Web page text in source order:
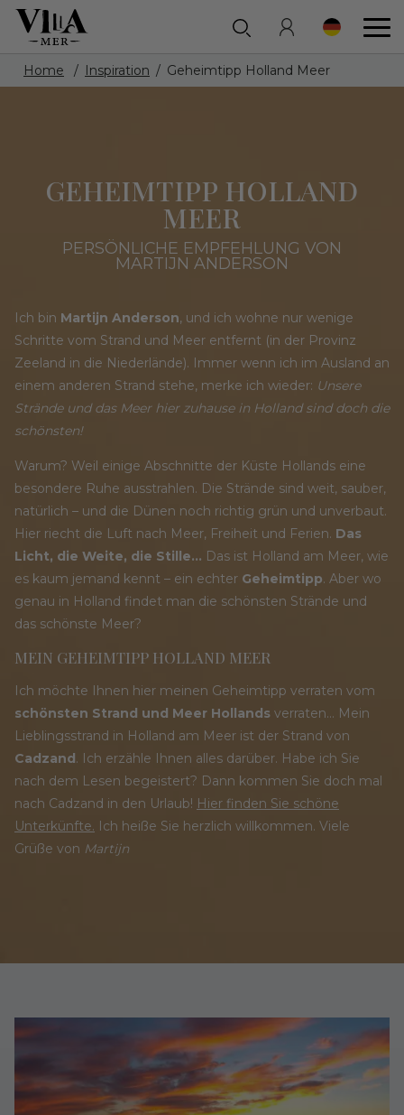
Home Inspiration Geheimtipp Holland Meer
GEHEIMTIPP HOLLAND
MEER
PERSÖNLICHE EMPFEHLUNG VON
MARTIJN ANDERSON
Ich bin Martijn Anderson, und ich wohne nur wenige
Schritte vom Strand und Meer entfernt (in der Provinz
Zeeland in die Niederlände). Immer wenn ich im Ausland an
einem anderen Strand stehe, merke ich wieder: Unsere
Strände und das Meer hier zuhause in Holland sind doch die
schönsten!
Warum? Weil einige Abschnitte der Küste Hollands eine
besondere Ruhe ausstrahlen. Die Strände sind weit, sauber,
natürlich – und die Dünen noch richtig grün und unverbaut.
Hier riecht die Luft nach Meer, Freiheit und Ferien. Das
Licht, die Weite, die Stille… Das ist Holland am Meer, wie
es kaum jemand kennt – ein echter Geheimtipp. Aber wo
genau in Holland findet man die schönsten Strände und
das schönste Meer?
MEIN GEHEIMTIPP HOLLAND MEER
Ich möchte Ihnen hier meinen Geheimtipp verraten vom
schönsten Strand und Meer Hollands verraten... Mein
Lieblingsstrand in Holland am Meer ist der Strand von
Cadzand. Ich erzähle Ihnen alles darüber. Habe ich Sie
nach dem Lesen begeistert? Dann kommen Sie doch mal
nach Cadzand in den Urlaub! Hier finden Sie schöne
Unterkünfte. Ich heiße Sie herzlich willkommen. Viele
Grüße von Martijn